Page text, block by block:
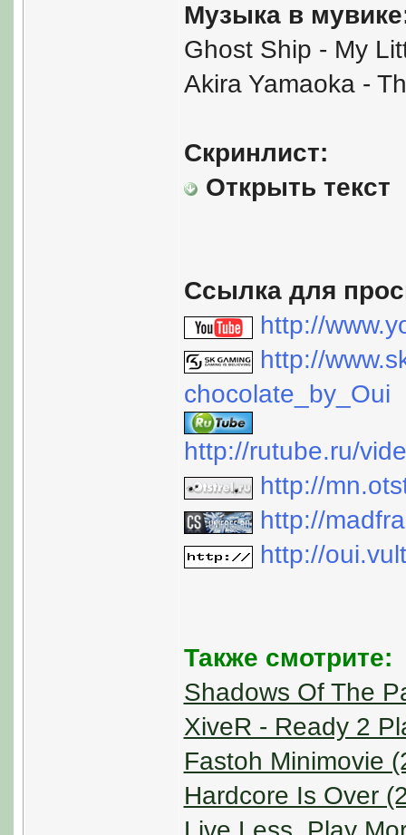
Музыка в
Ghost Ship - My
Akira Yamaoka -
Скринлист:
Открыть текст
Ссылка для
http://
http://
chocolate_by_Oui
http://rutube.ru/
http://
http://
http://
Также смотрите:
Shadows Of The
XiveR - Ready 2
Fastoh Minimovie
Hardcore Is Over